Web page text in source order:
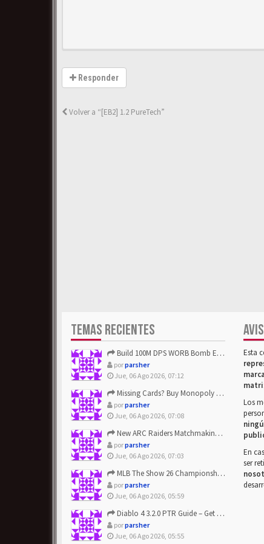
Responder
Volver a “[EB2] 1.2 PureTech”
TEMAS RECIENTES
Build 100M DPS WORB Bomb Elementalist Fast - Grab POE Curren...
porparsher
Jue, 06 Ago 2026, 07:12
Missing Cards? Buy Monopoly Go Happy Harvest with Looney Tun...
porparsher
Jue, 06 Ago 2026, 07:08
New ARC Raiders Matchmaking Update: Stop Failed - Grab Bluep...
porparsher
Jue, 06 Ago 2026, 07:03
MLB The Show 26 Championship Series Update! Get Cheap & ...
porparsher
Jue, 06 Ago 2026, 05:59
Diablo 4 3.2.0 PTR Guide – Get 8% Off Items Quickly to Test ...
porparsher
Jue, 06 Ago 2026, 05:55
Esta
Los
En
ser